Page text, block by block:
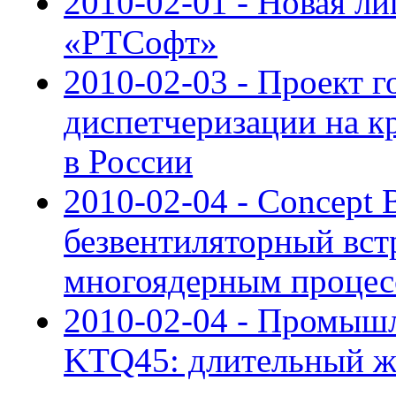
«РТСофт»
2010-02-03 - Проект
диспетчеризации на
в России
2010-02-04 - Concept
безвентиляторный
многоядерным
2010-02-04 -
KTQ45: длительный